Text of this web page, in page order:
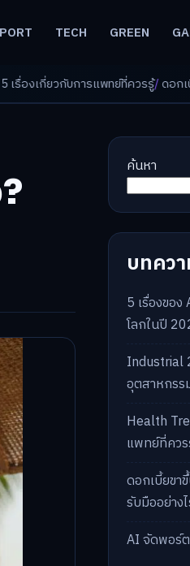
TECH GREEN
ย์ที่ควรรู้/ดอกเบี้ยขาขึ้นรอบใหม่! จัดพ
ค้นหา
บทคว
5 เรื่องขอ
โลกในปี
Industrial
อุตสาหกร
Health
แพทย์ที่คว
ดอกเบี้ยข
รับมืออย่าง
AI จัดพอร์